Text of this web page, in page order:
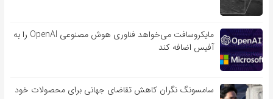
مایکروسافت می‌خواهد فناوری هوش مصنوعی OpenAI را به
آفیس اضافه کند
سامسونگ نگران کاهش تقاضای جهانی برای محصولات خود